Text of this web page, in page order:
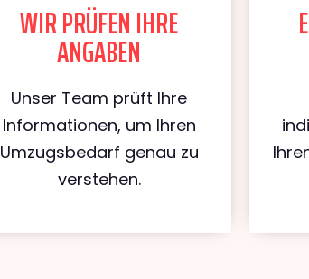
WIR PRÜFEN IHRE
ANGABEN
Unser Team prüft Ihre
Informationen, um Ihren
Umzugsbedarf genau zu
verstehen.